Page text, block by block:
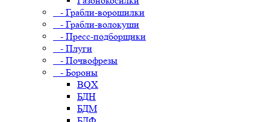
- Грабли-ворошилки
- Грабли-волокуши
- Пресс-подборщики
- Плуги
- Почвофрезы
- Бороны
BQX
БДН
БДМ